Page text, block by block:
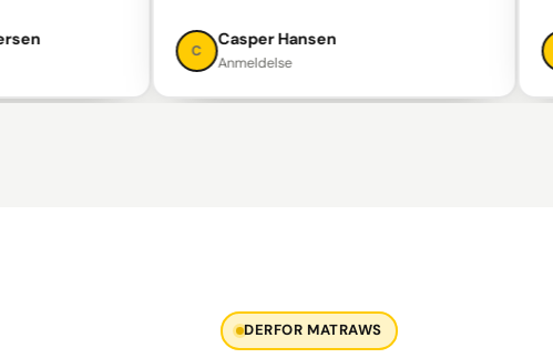
Casper Hansen
Anmeldelse
DERFOR MATRAWS